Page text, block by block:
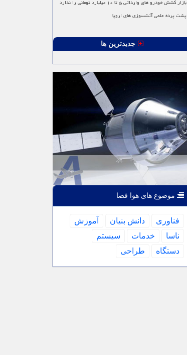
بازار کشش خودرو های وارداتی ۵ تا ۱۰ میلیارد تومانی را ندارد
پشت پرده علمی آتشسوزی های اروپا
جدیدترین ها
موضوع های هوا فضا
فناوری دانش بنیان
آموزش
ناسا
خدمات
سیستم
دستگاه
طراحی